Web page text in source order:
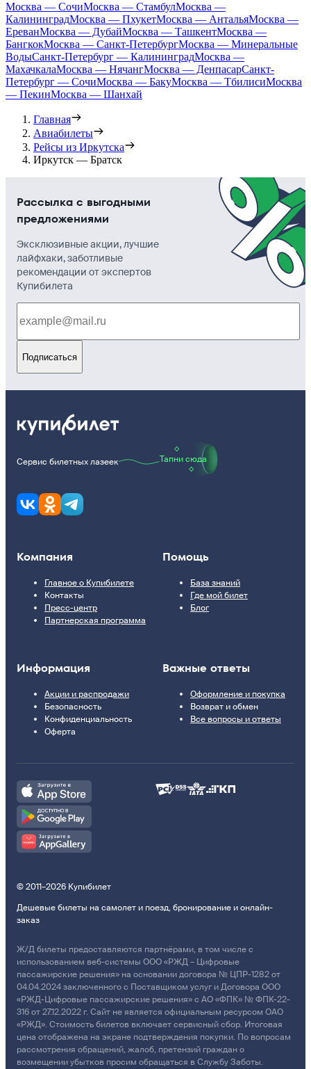
Москва — СочиМосква — СтамбулМосква —
КалининградМосква — ПхукетМосква — АнтальяМосква —
ЕреванМосква — ДубайМосква — ТашкентМосква —
БангкокМосква — Санкт-ПетербургМосква — Минеральные
ВодыСанкт-Петербург — КалининградМосква —
МахачкалаМосква — НячангМосква — ДенпасарСанкт-
Петербург — СочиМосква — БакуМосква — ТбилисиМосква
— ПекинМосква — Шанхай
Главная
Авиабилеты
Рейсы из Иркутска
Иркутск — Братск
Рассылка с выгодными
предложениями
Эксклюзивные акции, лучшие
лайфхаки, заботливые
рекомендации от экспертов
Купибилета
Подписаться
Сервис билетных лазеек Тапни сюда
Компания
Главное о Купибилете
Контакты
Пресс-центр
Партнерская программа
Помощь
База знаний
Где мой билет
Блог
Информация
Акции и распродажи
Безопасность
Конфиденциальность
Оферта
Важные ответы
Оформление и покупка
Возврат и обмен
Все вопросы и ответы
© 2011–2026 Купибилет
Дешевые билеты на самолет и поезд, бронирование и онлайн-
заказ
Ж/Д билеты предоставляются партнёрами, в том числе с
использованием веб-системы ООО «РЖД – Цифровые
пассажирские решения» на основании договора № ЦПР-1282 от
04.04.2024 заключенного с Поставщиком услуг и Договора ООО
«РЖД-Цифровые пассажирские решения» с АО «ФПК» № ФПК-22-
316 от 27.12.2022 г. Сайт не является официальным ресурсом ОАО
«РЖД». Стоимость билетов включает сервисный сбор. Итоговая
цена отображена на экране подтверждения покупки. По вопросам
рассмотрения обращений, жалоб, претензий граждан о
возмещении убытков просим обращаться в Службу Заботы.